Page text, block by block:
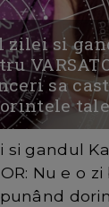
zilei si
sa
si gandul
Nu e o